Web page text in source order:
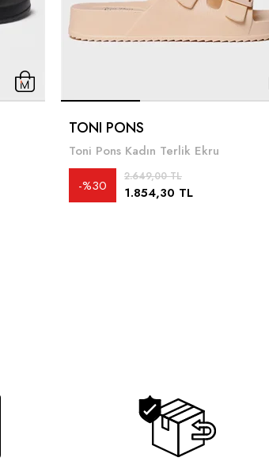
TONI PONS
Toni Pons Kadın Terlik Ekru
1.854,30 TL
2.649,00 TL
%30